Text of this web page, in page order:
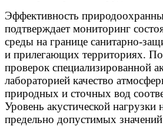
Эффективность
подтверждает мониторинг
среды на границе санитарно-
и прилегающих территориях. По
проверок специализированной
лабораторией качество
природных и сточных вод
Уровень акустической нагрузки
предельно допустимых